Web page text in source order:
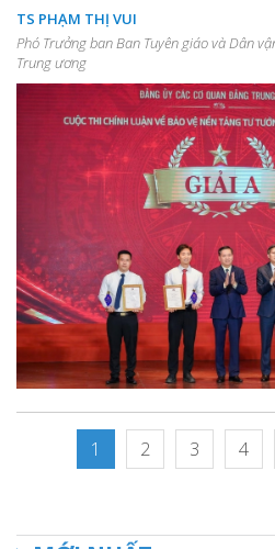
TS PHẠM THỊ VUI
Phó Trưởng ban Ban Tuyên giáo và Dân
Trung ương
1 2 3 4